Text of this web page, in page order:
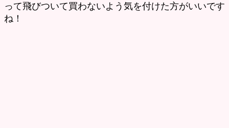
って飛びついて買わないよう気を付けた方がいいです
ね！